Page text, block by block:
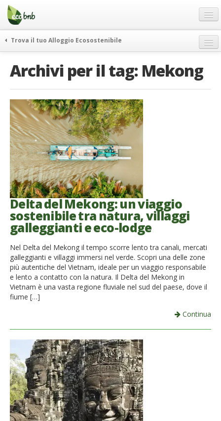
Menu
Salta
contenuto
Offerte Speciali
Regali
FAQ
Chi Siamo
Partner
Contatti
Italiano
German
English
Spanish
French
Italiano
Trova il tuo Alloggio Ecosostenibile
itinerari
vivere e viaggiare verde
news ed eventi
ecohotel
rassegna stampa
Archivi per il tag: Mekong
Delta del Mekong: un viaggio
sostenibile tra natura, villaggi
galleggianti e eco-lodge
Nel Delta del Mekong il tempo scorre lento tra canali, mercati
galleggianti e villaggi immersi nel verde. Scopri una delle zone
più autentiche del Vietnam, ideale per un viaggio responsabile
e lento a contatto con la natura. Il Delta del Mekong in
Vietnam è una vasta regione fluviale nel sud del paese, dove il
fiume […]
Continua